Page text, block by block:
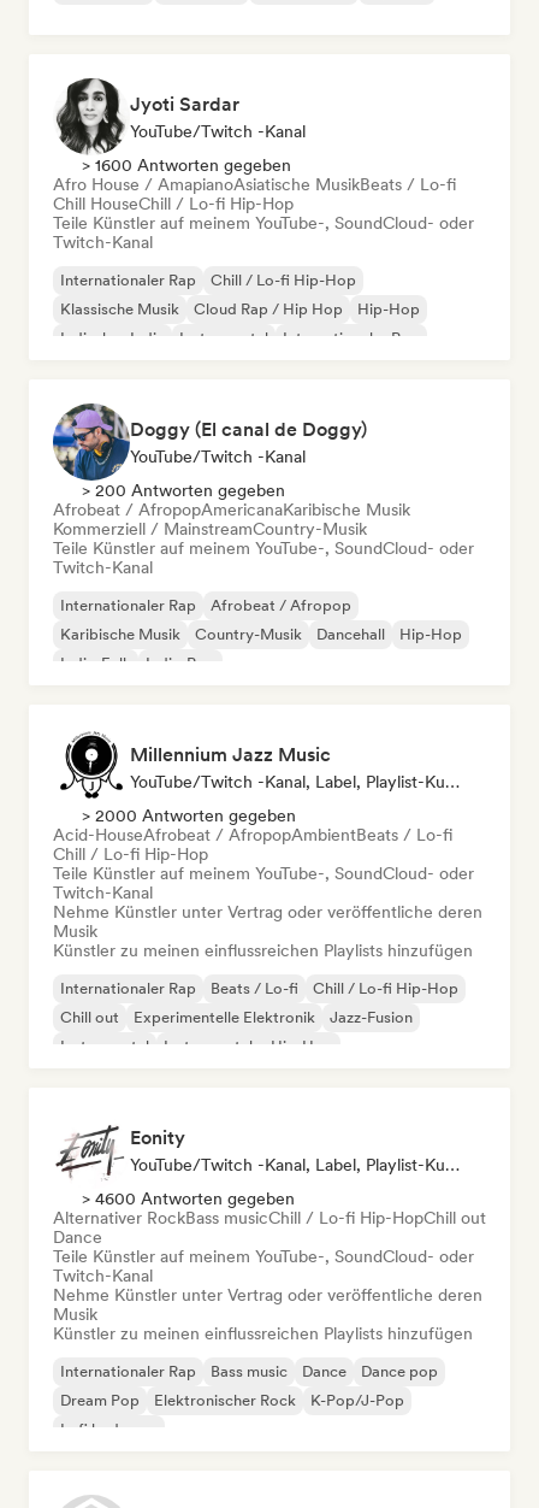
Jyoti Sardar
YouTube/Twitch -Kanal
> 1600 Antworten gegeben
Afro House / AmapianoAsiatische MusikBeats / Lo-fi
Chill HouseChill / Lo-fi Hip-Hop
Teile Künstler auf meinem YouTube-, SoundCloud- oder
Twitch-Kanal
Internationaler Rap
Chill / Lo-fi Hip-Hop
Klassische Musik
Cloud Rap / Hip Hop
Hip-Hop
Indisches Indie
Instrumental Internationaler Pop
Doggy (El canal de Doggy)
YouTube/Twitch -Kanal
> 200 Antworten gegeben
Afrobeat / AfropopAmericanaKaribische Musik
Kommerziell / MainstreamCountry-Musik
Teile Künstler auf meinem YouTube-, SoundCloud- oder
Twitch-Kanal
Internationaler Rap
Afrobeat / Afropop
Karibische Musik
Country-Musik Dancehall
Hip-Hop
Indie-Folk
Indie-Pop
Millennium Jazz Music
YouTube/Twitch -Kanal, Label, Playlist-Kurator
> 2000 Antworten gegeben
Acid-HouseAfrobeat / AfropopAmbientBeats / Lo-fi
Chill / Lo-fi Hip-Hop
Teile Künstler auf meinem YouTube-, SoundCloud- oder
Twitch-Kanal
Nehme Künstler unter Vertrag oder veröffentliche deren
Musik
Künstler zu meinen einflussreichen Playlists hinzufügen
Internationaler Rap Beats / Lo-fi
Chill / Lo-fi Hip-Hop
Chill out
Experimentelle Elektronik
Jazz-Fusion
Instrumental
Instrumentaler Hip-Hop
Eonity
YouTube/Twitch -Kanal, Label, Playlist-Kurator
> 4600 Antworten gegeben
Alternativer RockBass musicChill / Lo-fi Hip-HopChill out
Dance
Teile Künstler auf meinem YouTube-, SoundCloud- oder
Twitch-Kanal
Nehme Künstler unter Vertrag oder veröffentliche deren
Musik
Künstler zu meinen einflussreichen Playlists hinzufügen
Internationaler Rap Bass music Dance
Dance pop
Dream Pop
Elektronischer Rock
K-Pop/J-Pop
Lofi bedroom